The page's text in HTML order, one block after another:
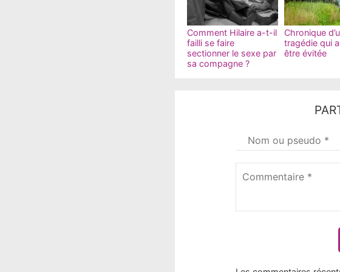
Comment Hilaire a-t-il
failli se faire
sectionner le sexe par
sa compagne ?
Chronique
tragédie qui
être évitée
Votre
nom*
Commentaire